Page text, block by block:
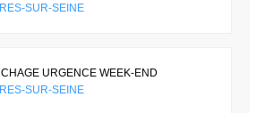
SUR-SEINE
URGENCE WEEK-END
SUR-SEINE